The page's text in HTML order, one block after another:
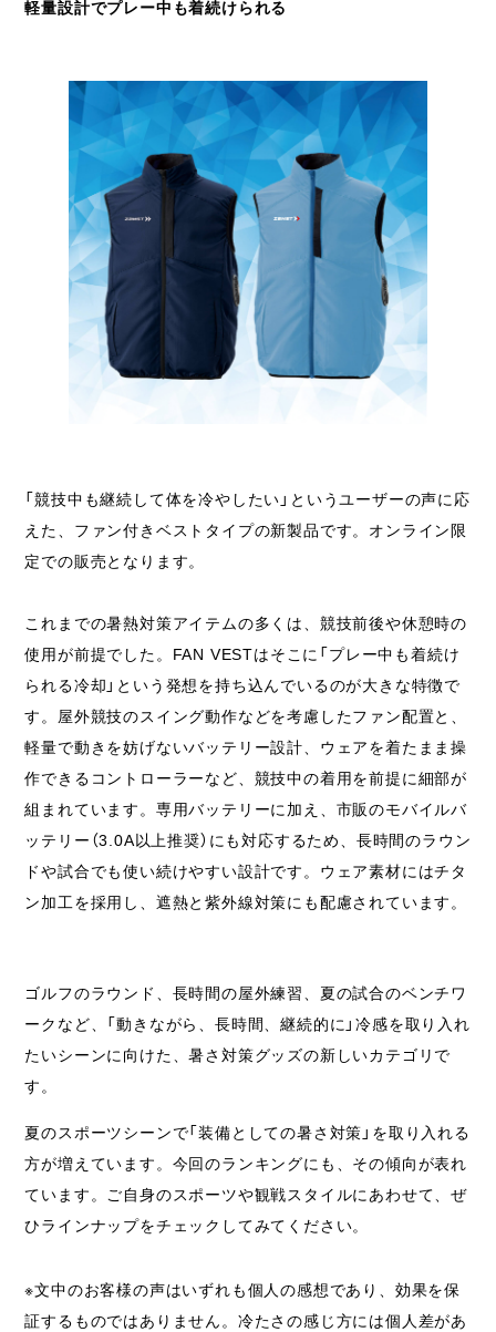
軽量設計でプレー中も着続けられる
「競技中も継続して体を冷やしたい」というユーザーの声に応
えた、ファン付きベストタイプの新製品です。オンライン限
定での販売となります。
これまでの暑熱対策アイテムの多くは、競技前後や休憩時の
使用が前提でした。FAN VESTはそこに「プレー中も着続け
られる冷却」という発想を持ち込んでいるのが大きな特徴で
す。屋外競技のスイング動作などを考慮したファン配置と、
軽量で動きを妨げないバッテリー設計、ウェアを着たまま操
作できるコントローラーなど、競技中の着用を前提に細部が
組まれています。専用バッテリーに加え、市販のモバイルバ
ッテリー（3.0A以上推奨）にも対応するため、長時間のラウン
ドや試合でも使い続けやすい設計です。ウェア素材にはチタ
ン加工を採用し、遮熱と紫外線対策にも配慮されています。
ゴルフのラウンド、長時間の屋外練習、夏の試合のベンチワ
ークなど、「動きながら、長時間、継続的に」冷感を取り入れ
たいシーンに向けた、暑さ対策グッズの新しいカテゴリで
す。
夏のスポーツシーンで「装備としての暑さ対策」を取り入れる
方が増えています。今回のランキングにも、その傾向が表れ
ています。ご自身のスポーツや観戦スタイルにあわせて、ぜ
ひラインナップをチェックしてみてください。
※文中のお客様の声はいずれも個人の感想であり、効果を保
証するものではありません。冷たさの感じ方には個人差があ